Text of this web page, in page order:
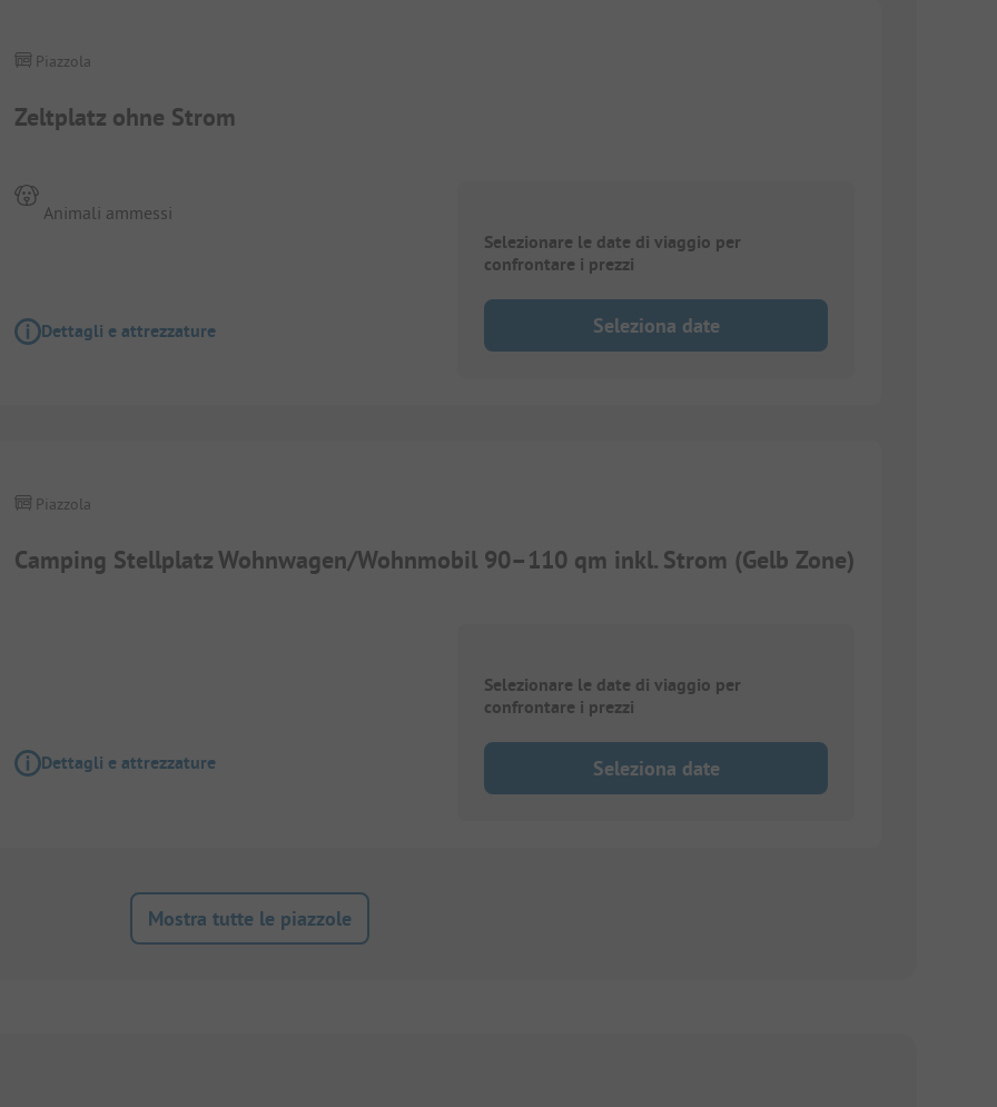
Zeltplatz ohne Strom
Piazzola
Animali ammessi
Dettagli e attrezzature
Selezionare le date di viaggio per
confrontare i prezzi
Seleziona date
Camping Stellplatz Wohnwagen/Wohnmobil 90–110 qm inkl. Strom (Gelb Zone)
Piazzola
Dettagli e attrezzature
Selezionare le date di viaggio per
confrontare i prezzi
Seleziona date
Mostra tutte le piazzole